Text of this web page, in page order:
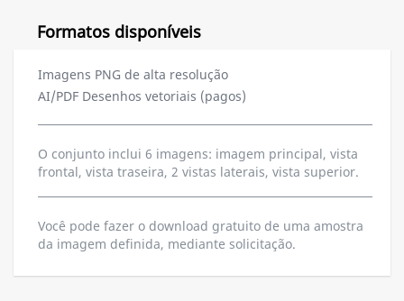
Formatos disponíveis
Imagens PNG de alta resolução
AI/PDF Desenhos vetoriais (pagos)
O conjunto inclui 6 imagens: imagem principal, vista
frontal, vista traseira, 2 vistas laterais, vista superior.
Você pode fazer o download gratuito de uma amostra
da imagem definida, mediante solicitação.